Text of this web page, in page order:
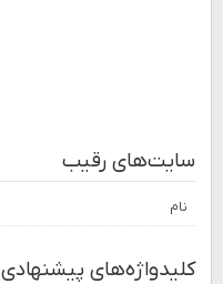
سایت‌های رقیب
نام
کلیدواژه‌های پیشنهادی